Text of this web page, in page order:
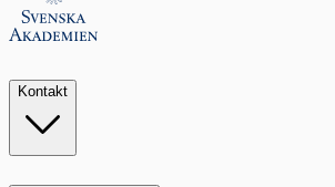
Kontakt